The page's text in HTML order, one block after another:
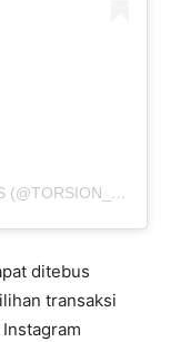
A POST SHARED BY TORSION WHEELS (@TORSION_WHEELS)
ditebus
transaksi